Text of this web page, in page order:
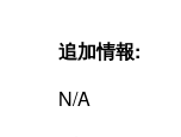
追加情報:
N/A